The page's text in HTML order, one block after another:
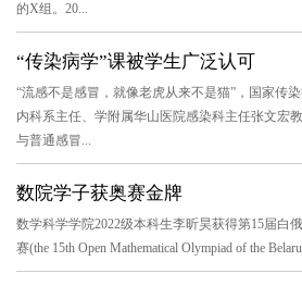
的X组。20...
“传染病学”课被学生广泛认可
“流感不是感冒，就像老虎从来不是猫”，国家传
内科系主任、学附属华山医院感染科主任张文宏
与普通感冒...
数院学子获奥赛金牌
数学科学学院2022级本科生李昕昊获得第15届白
赛(the 15th Open Mathematical Olympiad of the